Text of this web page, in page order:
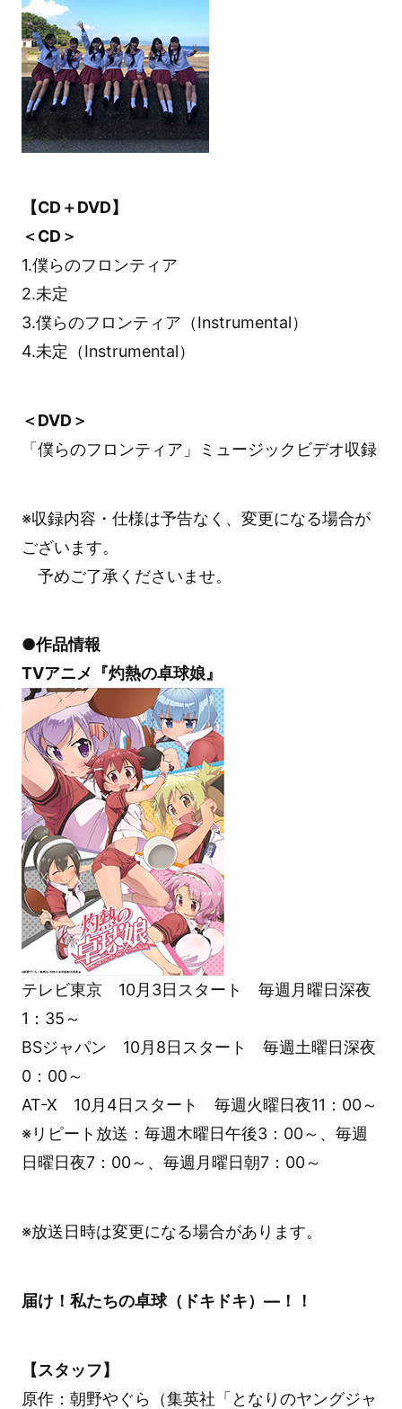
【CD＋DVD】
＜CD＞
1.僕らのフロンティア
2.未定
3.僕らのフロンティア（Instrumental）
4.未定（Instrumental）
＜DVD＞
「僕らのフロンティア」ミュージックビデオ収録
※収録内容・仕様は予告なく、変更になる場合が
ございます。
予めご了承くださいませ。
●作品情報
TVアニメ『灼熱の卓球娘』
テレビ東京 10月3日スタート 毎週月曜日深夜
1：35～
BSジャパン 10月8日スタート 毎週土曜日深夜
0：00～
AT-X 10月4日スタート 毎週火曜日夜11：00～
※リピート放送：毎週木曜日午後3：00～、毎週
日曜日夜7：00～、毎週月曜日朝7：00～
※放送日時は変更になる場合があります。
届け！私たちの卓球（ドキドキ）―！！
【スタッフ】
原作：朝野やぐら（集英社「となりのヤングジャ